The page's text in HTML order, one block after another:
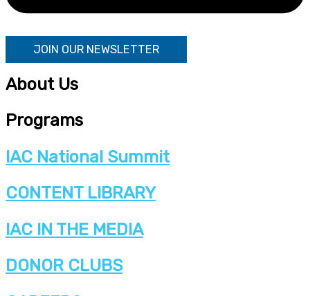
JOIN OUR NEWSLETTER
About Us
Programs
IAC National Summit
CONTENT LIBRARY
IAC IN THE MEDIA
DONOR CLUBS